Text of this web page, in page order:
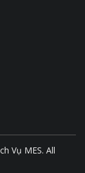
Vụ MES. All